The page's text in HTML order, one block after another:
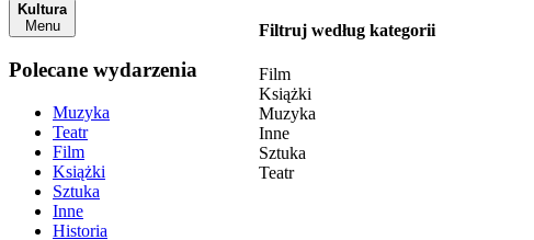
Kultura
Menu
Polecane wydarzenia
Muzyka
Teatr
Film
Książki
Sztuka
Inne
Historia
Filtruj według kategorii
Film
Książki
Muzyka
Inne
Sztuka
Teatr